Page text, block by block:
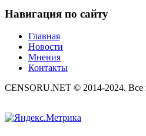
Навигация по сайту
Главная
Новости
Мнения
Контакты
CENSORU.NET © 2014-2024.